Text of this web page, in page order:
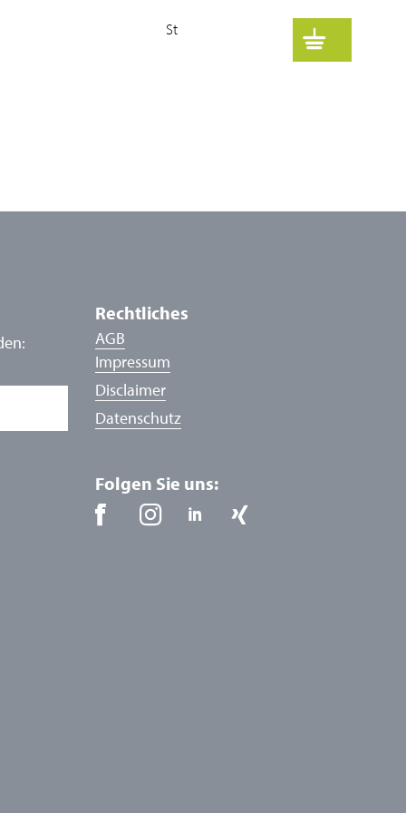
St
Rechtliches
AGB
Impressum
Disclaimer
Datenschutz
Folgen Sie uns: